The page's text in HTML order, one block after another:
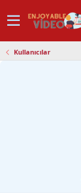
Kullanıcılar